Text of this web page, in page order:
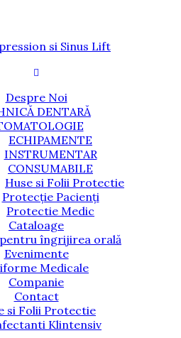
si Sinus Lift
Despre Noi
DENTARĂ
ECHIPAMENTE
INSTRUMENTAR
CONSUMABILE
Huse si Folii Protectie
Protecție Pacienți
Protectie Medic
Cataloage
îngrijirea orală
Evenimente
Medicale
Companie
Contact
si Folii Protectie
Klintensiv